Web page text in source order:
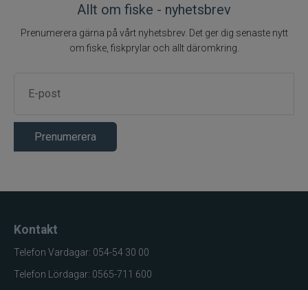
Allt om fiske - nyhetsbrev
Prenumerera gärna på vårt nyhetsbrev. Det ger dig senaste nytt
om fiske, fiskprylar och allt däromkring.
Prenumerera
Kontakt
Telefon Vardagar: 054-54 30 00
Telefon Lördagar: 0565-711 600